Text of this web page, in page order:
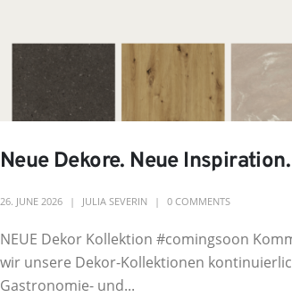
Neue Dekore. Neue Inspiration.
26. JUNE 2026 JULIA SEVERIN 0 COMMENTS
NEUE Dekor Kollektion #comingsoon
wir unsere Dekor-Kollektionen
Gastronomie- und...